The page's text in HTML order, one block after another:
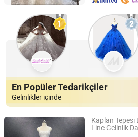
En Popüler Tedarikçiler
Gelinlikler içinde
Kaplan Tepesi
Line Gelinlik
One More Couture Apparel